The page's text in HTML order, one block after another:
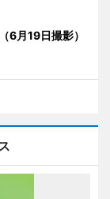
6月19日撮影）